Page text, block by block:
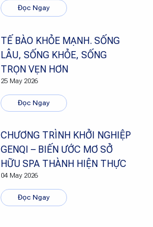
Đọc Ngay
TẾ BÀO KHỎE MẠNH. SỐNG
LÂU, SỐNG KHỎE, SỐNG
TRỌN VẸN HƠN
25 May 2026
Đọc Ngay
CHƯƠNG TRÌNH KHỞI NGHIỆP
GENQI – BIẾN ƯỚC MƠ SỞ
HỮU SPA THÀNH HIỆN THỰC
04 May 2026
Đọc Ngay